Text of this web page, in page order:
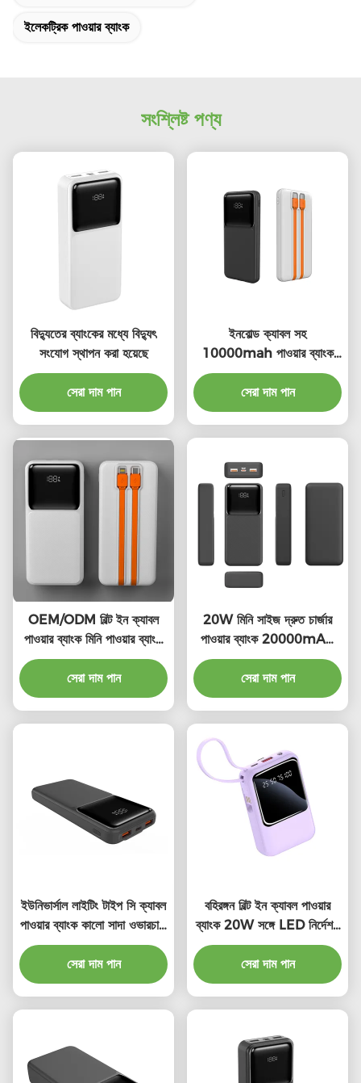
ইলেকট্রিক পাওয়ার ব্যাংক
সংশ্লিষ্ট পণ্য
বিদ্যুতের ব্যাংকের মধ্যে বিদ্যুৎ
সংযোগ স্থাপন করা হয়েছে
সেরা দাম পান
ইনবোল্ড ক্যাবল সহ
10000mah পাওয়ার ব্যাংক
ইনবোল্ড ইউএসবি সি ক্যাবল সহ
পাওয়ার ব্যাংক
সেরা দাম পান
OEM/ODM বিল্ট ইন ক্যাবল
পাওয়ার ব্যাংক মিনি পাওয়ার ব্যাংক
বিল্ট ইন ক্যাবল সহ
সেরা দাম পান
20W মিনি সাইজ দ্রুত চার্জার
পাওয়ার ব্যাংক 20000mAh
পোর্টেবল ট্রাভেল পাওয়ার ব্যাংক
সেরা দাম পান
ইউনিভার্সাল লাইটিং টাইপ সি ক্যাবল
পাওয়ার ব্যাংক কালো সাদা ওভারচার্জ
সুরক্ষা
সেরা দাম পান
বহিরঙ্গন বিল্ট ইন ক্যাবল পাওয়ার
ব্যাংক 20W সঙ্গে LED নির্দেশক
লাইট
সেরা দাম পান